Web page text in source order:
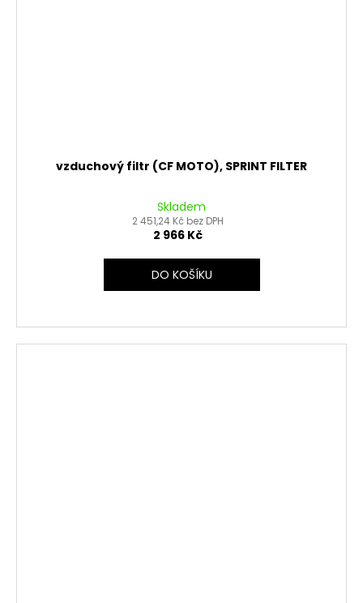
vzduchový filtr (CF MOTO), SPRINT FILTER
Skladem
2 451,24 Kč bez DPH
2 966 Kč
DO KOŠÍKU